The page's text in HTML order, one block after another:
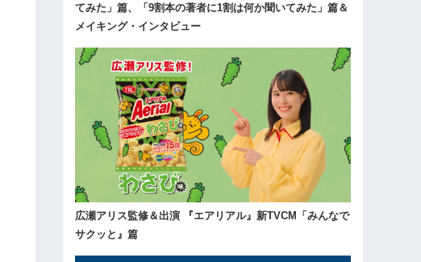
てみた」篇、「9割本の著者に1割は何か聞いてみた」篇＆
メイキング・インタビュー
広瀬アリス監修＆出演 『エアリアル』新TVCM「みんなで
サクッと』篇